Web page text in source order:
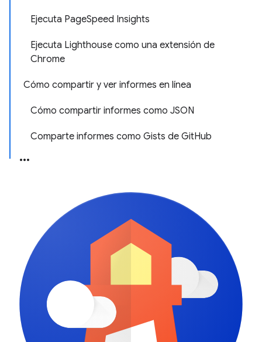
Ejecuta PageSpeed Insights
Ejecuta Lighthouse como una extensión de
Chrome
Cómo compartir y ver informes en línea
Cómo compartir informes como JSON
Comparte informes como Gists de GitHub